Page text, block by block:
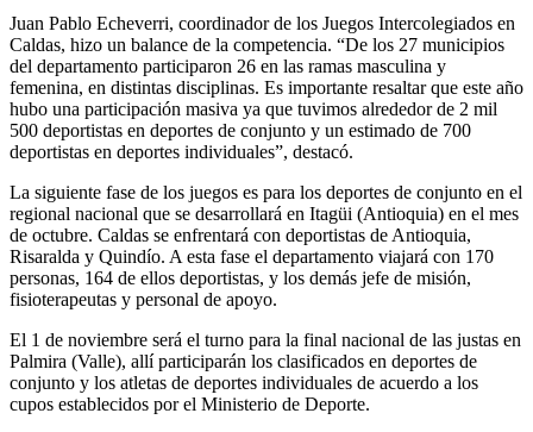
Juan Pablo Echeverri, coordinador de los Juegos Intercolegiados en
Caldas, hizo un balance de la competencia. “De los 27 municipios
del departamento participaron 26 en las ramas masculina y
femenina, en distintas disciplinas. Es importante resaltar que este año
hubo una participación masiva ya que tuvimos alrededor de 2 mil
500 deportistas en deportes de conjunto y un estimado de 700
deportistas en deportes individuales”, destacó.
La siguiente fase de los juegos es para los deportes de conjunto en el
regional nacional que se desarrollará en Itagüi (Antioquia) en el mes
de octubre. Caldas se enfrentará con deportistas de Antioquia,
Risaralda y Quindío. A esta fase el departamento viajará con 170
personas, 164 de ellos deportistas, y los demás jefe de misión,
fisioterapeutas y personal de apoyo.
El 1 de noviembre será el turno para la final nacional de las justas en
Palmira (Valle), allí participarán los clasificados en deportes de
conjunto y los atletas de deportes individuales de acuerdo a los
cupos establecidos por el Ministerio de Deporte.